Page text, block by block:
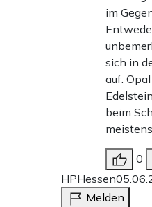
im
sich in
auf.
beim
0
HPHessen
Melden